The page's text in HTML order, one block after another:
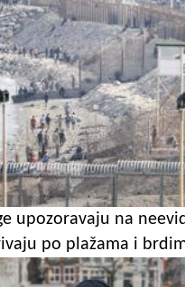
upozoravaju na
po plažama i